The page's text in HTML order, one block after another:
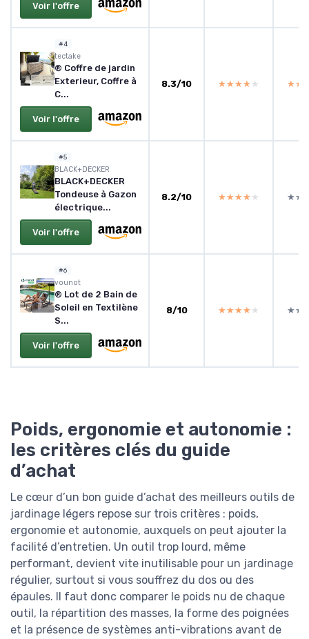
Voir l'offre
#4
tectake
® Coffre de jardin
Exterieur, Coffre à
C...
Voir l'offre
8.3/10 ★★★★★
★★★★★
#5
BLACK+DECKER
BLACK+DECKER
Tondeuse à Gazon
électrique...
Voir l'offre
8.2/10 ★★★★★
★★★★★
#6
vounot
® Lot de 2 Bain de
Soleil en Textilène
S...
Voir l'offre
8/10 ★★★★★
★★★★★
Poids, ergonomie et autonomie :
les critères clés du guide
d’achat
Le cœur d’un bon guide d’achat des meilleurs outils de
jardinage légers repose sur trois critères : poids,
ergonomie et autonomie, auxquels on peut ajouter la
facilité d’entretien. Un outil trop lourd, même
performant, devient vite inutilisable pour un jardinage
régulier, surtout si vous souffrez du dos ou des
épaules. Il faut donc comparer le poids nu de chaque
outil, la répartition des masses, la forme des poignées
et la présence de systèmes anti-vibrations avant de